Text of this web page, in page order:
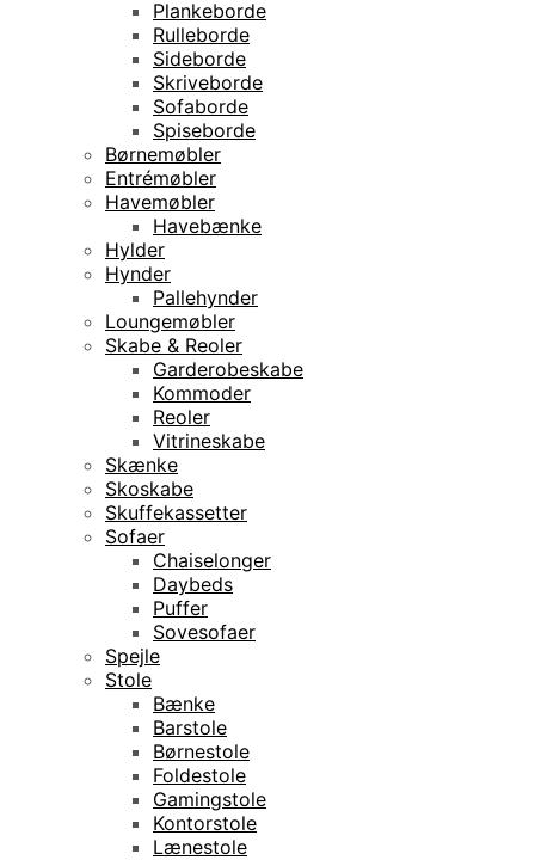
Plankeborde
Rulleborde
Sideborde
Skriveborde
Sofaborde
Spiseborde
Børnemøbler
Entrémøbler
Havemøbler
Havebænke
Hylder
Hynder
Pallehynder
Loungemøbler
Skabe & Reoler
Garderobeskabe
Kommoder
Reoler
Vitrineskabe
Skænke
Skoskabe
Skuffekassetter
Sofaer
Chaiselonger
Daybeds
Puffer
Sovesofaer
Spejle
Stole
Bænke
Barstole
Børnestole
Foldestole
Gamingstole
Kontorstole
Lænestole